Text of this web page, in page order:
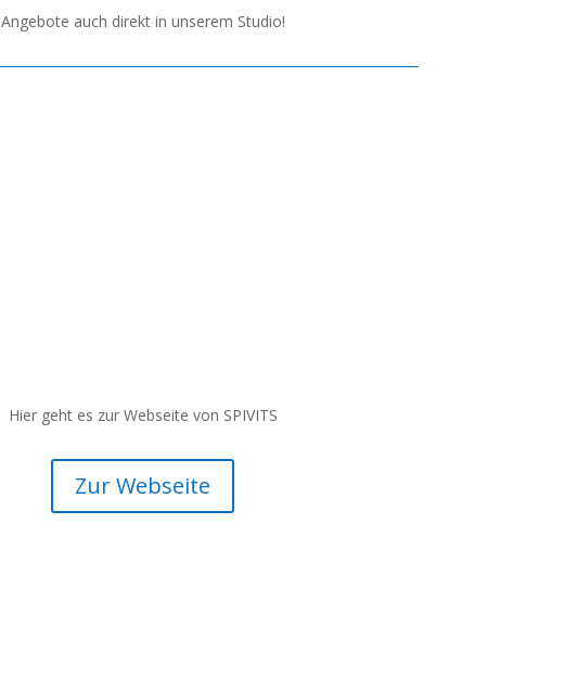
Angebote auch direkt in unserem Studio!
Hier geht es zur Webseite von SPIVITS
Zur Webseite